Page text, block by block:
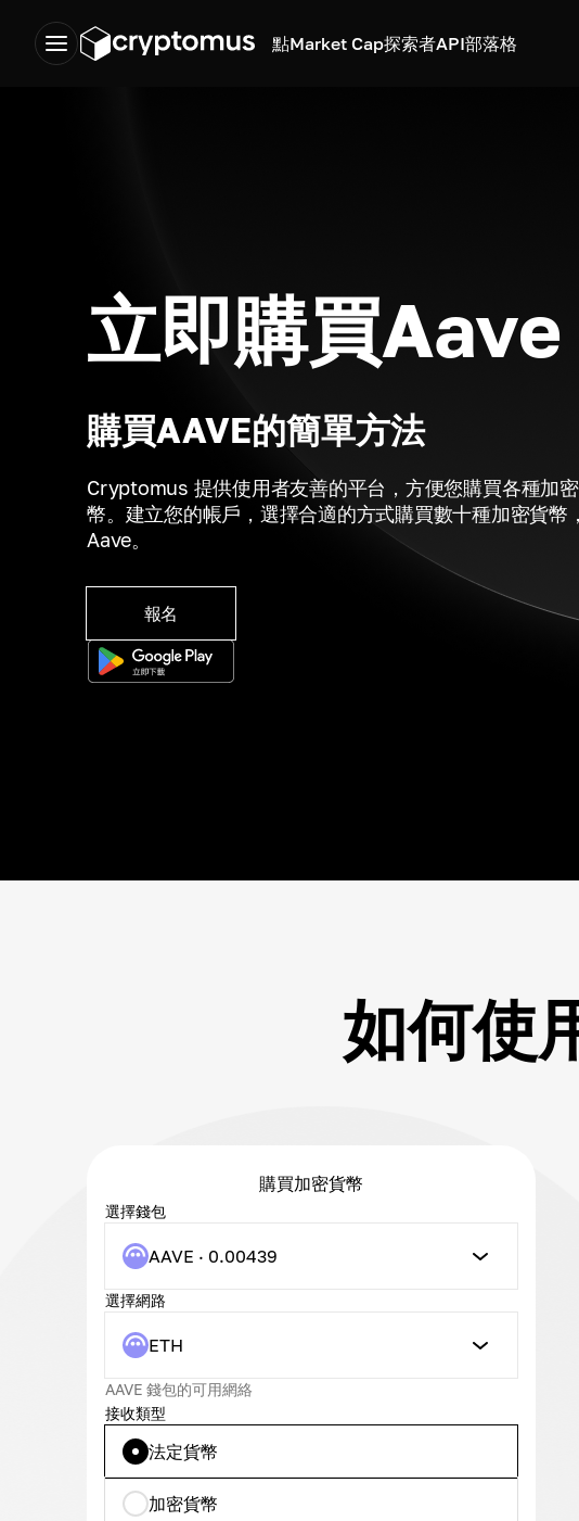
點Market Cap探索者API部落格
立即購買Aave
購買AAVE的簡單方法
Cryptomus 提供使用者友善的平台，方便您購買各種加
幣。建立您的帳戶，選擇合適的方式購買數十種加密貨幣
Aave。
報名
如何使
購買加密貨幣
選擇錢包
AAVE · 0.00439
選擇網路
ETH
AAVE 錢包的可用網絡
接收類型
法定貨幣
加密貨幣